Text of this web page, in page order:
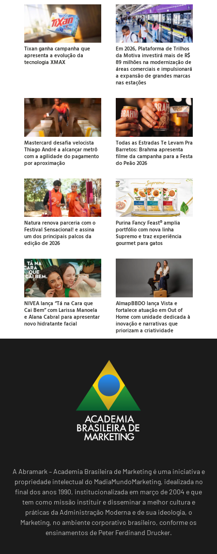
Tixan ganha campanha que
apresenta a evolução da
tecnologia XMAX
Em 2026, Plataforma de Trilhos
da Motiva investirá mais de R$
89 milhões na modernização de
áreas comerciais e impulsionará
a expansão de grandes marcas
nas estações
Mastercard desafia velocista
Thiago André a alcançar metrô
com a agilidade do pagamento
por aproximação
Todas as Estradas Te Levam Pra
Barretos: Brahma apresenta
filme da campanha para a Festa
do Peão 2026
Natura renova parceria com o
Festival Sensacional! e assina
um dos principais palcos da
edição de 2026
Purina Fancy Feast® amplia
portfólio com nova linha
Supremo e traz experiência
gourmet para gatos
NIVEA lança “Tá na Cara que
Cai Bem” com Larissa Manoela
e Alana Cabral para apresentar
novo hidratante facial
AlmapBBDO lança Vista e
fortalece atuação em Out of
Home com unidade dedicada à
inovação e narrativas que
priorizam a criatividade
A Abramark – Academia Brasileira de Marketing é uma iniciativa e
propriedade intelectual do MadiaMundoMarketing, idealizada no
final dos anos 1990, institucionalizada em março de 2004 e que
tem como missão instituir e disseminar a melhor cultura e
práticas da Administração Moderna e de sua ideologia, o
Marketing, no ambiente corporativo brasileiro, conforme os
ensinamentos de Peter Ferdinand Drucker.